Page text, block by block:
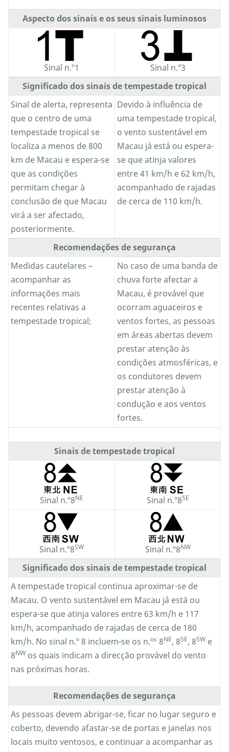
Aspecto dos sinais e os seus sinais luminosos
Sinal n.º1
Sinal n.º3
Significado dos sinais de tempestade tropical
Sinal de alerta, representa
que o centro de uma
tempestade tropical se
localiza a menos de 800
km de Macau e espera-se
que as condições
permitam chegar à
conclusão de que Macau
virá a ser afectado,
posteriormente.
Devido à influência de
uma tempestade tropical,
o vento sustentável em
Macau já está ou espera-
se que atinja valores
entre 41 km/h e 62 km/h,
acompanhado de rajadas
de cerca de 110 km/h.
Recomendações de segurança
Medidas cautelares –
acompanhar as
informações mais
recentes relativas a
tempestade tropical;
No caso de uma banda de
chuva forte afectar a
Macau, é provável que
ocorram aguaceiros e
ventos fortes, as pessoas
em áreas abertas devem
prestar atenção às
condições atmosféricas, e
os condutores devem
prestar atenção à
condução e aos ventos
fortes.
Sinais de tempestade tropical
Sinal n.º8NE Sinal n.º8SE
Sinal n.º8SW Sinal n.º8NW
Significado dos sinais de tempestade tropical
A tempestade tropical continua aproximar-se de
Macau. O vento sustentável em Macau já está ou
espera-se que atinja valores entre 63 km/h e 117
km/h, acompanhado de rajadas de cerca de 180
km/h. No sinal n.º 8 incluem-se os n.os 8NE, 8SE, 8SW e
8NW os quais indicam a direcção provável do vento
nas próximas horas.
Recomendações de segurança
As pessoas devem abrigar-se, ficar no lugar seguro e
coberto, devendo afastar-se de portas e janelas nos
locais muito ventosos, e continuar a acompanhar as